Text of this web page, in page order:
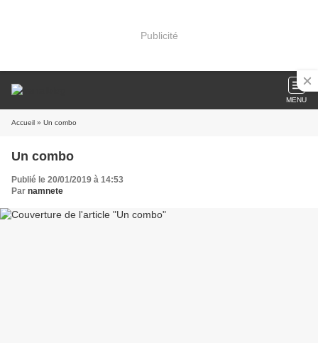
Publicité
MENU
Accueil » Un combo
Un combo
Publié le 20/01/2019 à 14:53
Par namnete